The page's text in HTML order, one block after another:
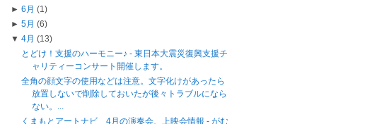
► 6月 (1)
► 5月 (6)
▼ 4月 (13)
とどけ！支援のハーモニー♪ - 東日本大震災復興支援チ
ャリティーコンサート開催します。
全角の顔文字の使用などは注意。文字化けがあったら
放置しないで削除しておいたが後々トラブルになら
ない。...
くまもとアートナビ 4月の演奏会、上映会情報 - がむ